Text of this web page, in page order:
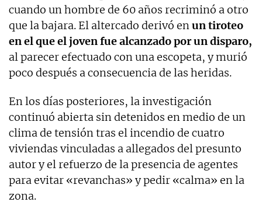
cuando un hombre de 60 años recriminó a otro
que la bajara. El altercado derivó enun tiroteo
en el que el joven fue alcanzado por un disparo,
al parecer efectuado con una escopeta, y murió
poco después a consecuencia de las heridas.
En los días posteriores, la investigación
continuó abierta sin detenidos en medio de un
clima de tensión tras el incendio de cuatro
viviendas vinculadas a allegados del presunto
autor y el refuerzo de la presencia de agentes
para evitar «revanchas» y pedir «calma» en la
zona.